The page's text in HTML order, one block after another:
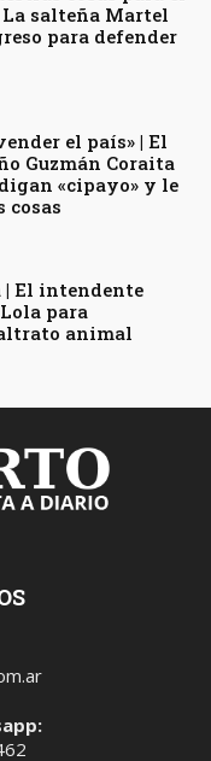
La salteña Martel
para defender
el país» | El
Guzmán Coraita
«cipayo» y le
cosas
| El intendente
para
animal